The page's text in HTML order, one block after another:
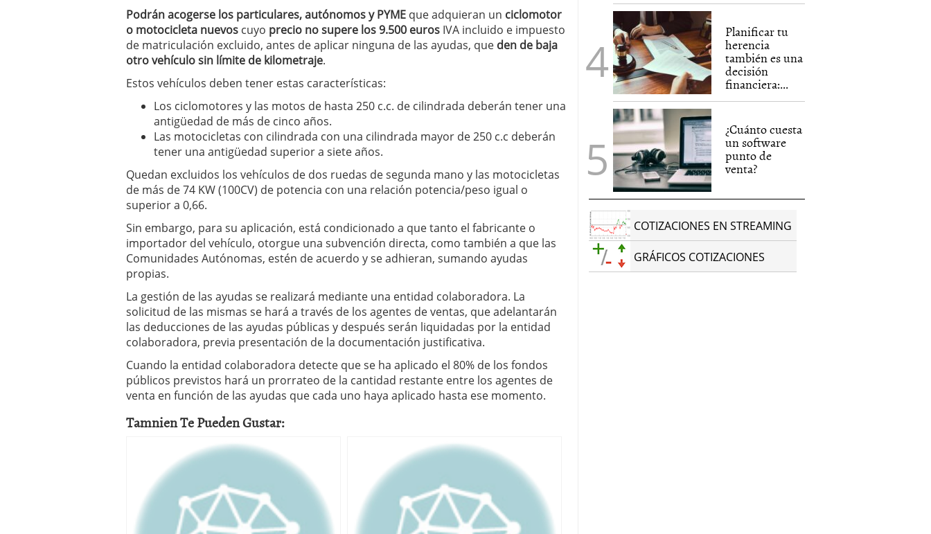
Podrán acogerse los particulares, autónomos y PYME que adquieran un ciclomotor
o motocicleta nuevos cuyo precio no supere los 9.500 euros IVA incluido e impuesto
de matriculación excluido, antes de aplicar ninguna de las ayudas, que den de baja
otro vehículo sin límite de kilometraje.
Estos vehículos deben tener estas características:
Los ciclomotores y las motos de hasta 250 c.c. de cilindrada deberán tener una
antigüedad de más de cinco años.
Las motocicletas con cilindrada con una cilindrada mayor de 250 c.c deberán
tener una antigüedad superior a siete años.
Quedan excluidos los vehículos de dos ruedas de segunda mano y las motocicletas
de más de 74 KW (100CV) de potencia con una relación potencia/peso igual o
superior a 0,66.
Sin embargo, para su aplicación, está condicionado a que tanto el fabricante o
importador del vehículo, otorgue una subvención directa, como también a que las
Comunidades Autónomas, estén de acuerdo y se adhieran, sumando ayudas
propias.
La gestión de las ayudas se realizará mediante una entidad colaboradora. La
solicitud de las mismas se hará a través de los agentes de ventas, que adelantarán
las deducciones de las ayudas públicas y después serán liquidadas por la entidad
colaboradora, previa presentación de la documentación justificativa.
Cuando la entidad colaboradora detecte que se ha aplicado el 80% de los fondos
públicos previstos hará un prorrateo de la cantidad restante entre los agentes de
venta en función de las ayudas que cada uno haya aplicado hasta ese momento.
Tamnien Te Pueden Gustar:
Planificar tu
herencia
también es una
decisión
financiera:...
¿Cuánto cuesta
un software
punto de
venta?
COTIZACIONES EN STREAMING
GRÁFICOS COTIZACIONES